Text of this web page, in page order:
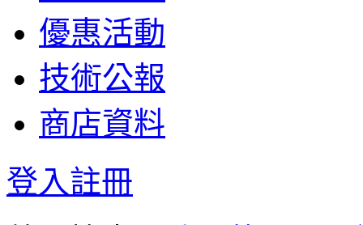
優惠活動
技術公報
商店資料
登入註冊